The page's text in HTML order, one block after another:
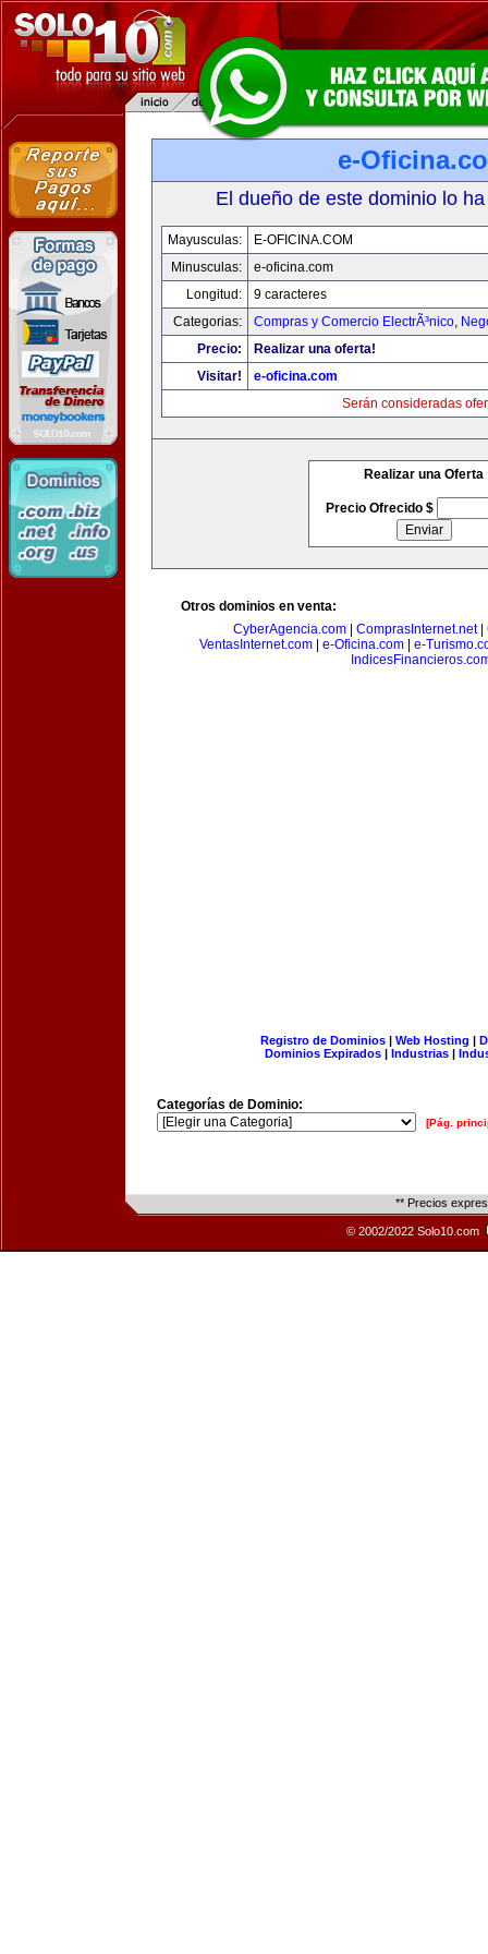
e-
El dueño de este dominio lo
Mayusculas:
E-OFICINA.COM
Minusculas:
e-oficina.com
Longitud:
9 caracteres
Categorias:
Compras y Comercio ElectrÃ³nico,
Precio:
Realizar una oferta!
Visitar!
e-oficina.com
Serán consideradas
Realizar una Oferta
Precio Ofrecido $
Otros dominios en venta:
CyberAgencia.com| ComprasInternet.net|
VentasInternet.com
e-Oficina.com
e-
Registro de Dominios| Web Hosting |
Dominios Expirados | Industrias |
Categorías de Dominio:
[Pág.
** Precios
© 2002/2022 Solo10.com